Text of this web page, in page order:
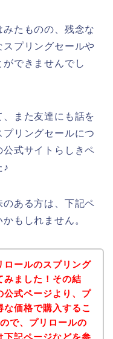
たものの、残念な
プリングセールや
できませんでし
また友達にも話を
リングセールにつ
式サイトらしきペ
♪
ある方は、下記ペ
もしれません。
ロールのスプリング
みました！その結
公式ページより、プ
な価格で購入するこ
で、プリロールの
下記ページなどを参